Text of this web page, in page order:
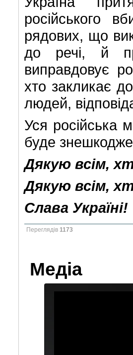
російського
рядових, що
до речі, й
виправдовує
хто закликає
людей,
Уся російська
буде
Дякую всім,
Дякую всім,
Слава Україні!
Переглядів 1173
Медіа